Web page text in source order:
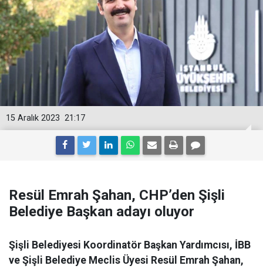
21:17
15 Aralık 2023
Resül Emrah Şahan, CHP’den Şişli
Belediye Başkan adayı oluyor
Şişli Belediyesi Koordinatör Başkan Yardımcısı, İBB
ve Şişli Belediye Meclis Üyesi Resül Emrah Şahan,